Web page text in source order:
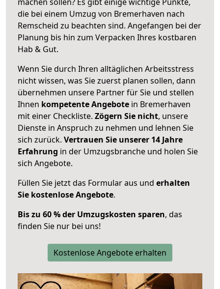
die bei einem Umzug von Bremerhaven nach
Remscheid zu beachten sind. Angefangen bei der
Planung bis hin zum Verpacken Ihres kostbaren
Hab & Gut.
Wenn Sie durch Ihren alltäglichen Arbeitsstress
nicht wissen, was Sie zuerst planen sollen, dann
übernehmen unsere Partner für Sie und stellen
Ihnen kompetente Angebote in Bremerhaven
mit einer Checkliste. Zögern Sie nicht, unsere
Dienste in Anspruch zu nehmen und lehnen Sie
sich zurück. Vertrauen Sie unserer 14 Jahre
Erfahrung in der Umzugsbranche und holen Sie
sich Angebote.
Füllen Sie jetzt das Formular aus und erhalten
Sie kostenlose Angebote.
Bis zu 60 % der Umzugskosten sparen, das
finden Sie nur bei uns!
Kostenlose Angebote erhalten